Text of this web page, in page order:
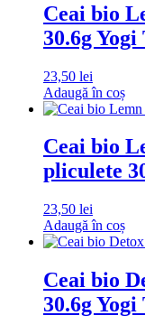
Ceai bio
30.6g Yogi
23,50 lei
Adaugă în coș
Ceai bio
pliculete
23,50 lei
Adaugă în coș
Ceai bio
30.6g Yogi